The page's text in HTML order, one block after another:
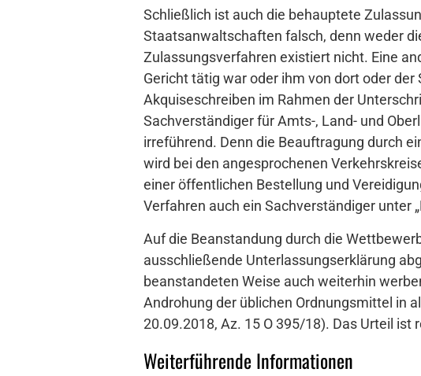
Schließlich ist auch die behauptete
Staatsanwaltschaften falsch, denn weder
Zulassungsverfahren existiert nicht. Eine
Gericht tätig war oder ihm von dort oder
Akquiseschreiben im Rahmen der
Sachverständiger für Amts-, Land- und
irreführend. Denn die Beauftragung durch
wird bei den angesprochenen
einer öffentlichen Bestellung und
Verfahren auch ein Sachverständiger unter
Auf die Beanstandung durch die
ausschließende Unterlassungserklärung
beanstandeten Weise auch weiterhin
Androhung der üblichen Ordnungsmittel in
20.09.2018, Az. 15 O 395/18). Das Urteil ist
Weiterführende Informationen